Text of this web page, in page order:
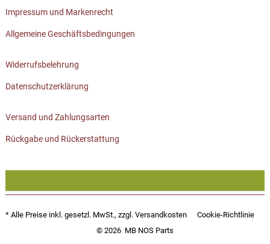
Impressum und Markenrecht
Allgemeine Geschäftsbedingungen
Widerrufsbelehrung
Datenschutzerklärung
Versand und Zahlungsarten
Rückgabe und Rückerstattung
* Alle Preise inkl. gesetzl. MwSt., zzgl. Versandkosten
Cookie-Richtlinie
© 2026 MB NOS Parts